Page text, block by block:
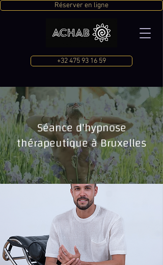
+32 475 93 16 59
Réserver en ligne
Séance d'hypnose
thérapeutique à Bruxelles